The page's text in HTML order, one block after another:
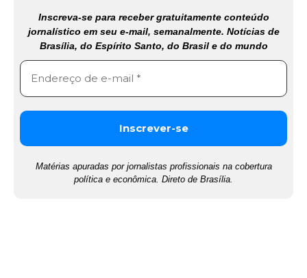
Inscreva-se para receber gratuitamente conteúdo
jornalístico em seu e-mail, semanalmente. Notícias de
Brasília, do Espírito Santo, do Brasil e do mundo
Matérias apuradas por jornalistas profissionais na cobertura
política e econômica. Direto de Brasília.